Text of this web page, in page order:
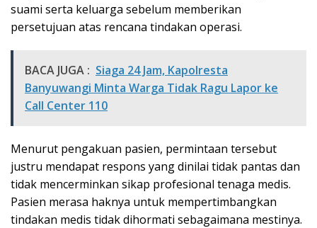
suami serta keluarga sebelum memberikan
persetujuan atas rencana tindakan operasi.
BACA JUGA : Siaga 24 Jam, Kapolresta
Banyuwangi Minta Warga Tidak Ragu Lapor ke
Call Center 110
Menurut pengakuan pasien, permintaan tersebut
justru mendapat respons yang dinilai tidak pantas dan
tidak mencerminkan sikap profesional tenaga medis.
Pasien merasa haknya untuk mempertimbangkan
tindakan medis tidak dihormati sebagaimana mestinya.